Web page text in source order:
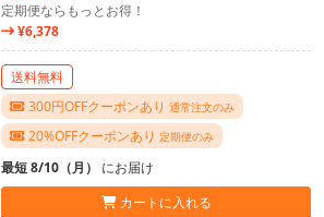
定期便ならもっとお得！
¥6,378
送料無料
300円OFFクーポンあり 通常注文のみ
20%OFFクーポンあり 定期便のみ
最短 8/10（月） にお届け
カートに入れる